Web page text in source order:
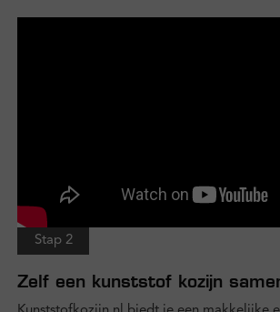
Stap 2
Zelf een kunststof kozijn